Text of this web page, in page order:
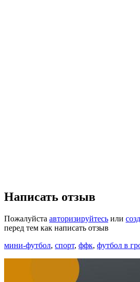
Написать отзыв
Пожалуйста авторизируйтесь или
перед тем как написать отзыв
мини-футбол, спорт, ффк, футбол в